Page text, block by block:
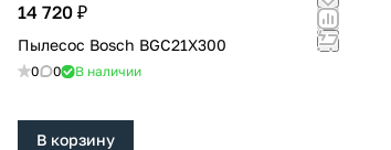
14 720 ₽
Пылесос Bosch BGC21X300
0 0 В наличии
В корзину